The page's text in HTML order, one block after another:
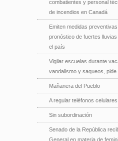
combatientes y personal
de incendios en Canadá
Emiten medidas
pronóstico de fuertes
el país
Vigilar escuelas durante
vandalismo y saqueos, pide
Mañanera del Pueblo
A regular teléfonos celulares
Sin subordinación
Senado de la República
General en materia de